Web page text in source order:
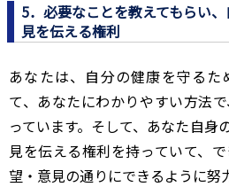
5．必要なことを教えてもらい
見を伝える権利
あなたは、自分の健康を守るた
て、あなたにわかりやすい方法
っています。そして、あなた自身
見を伝える権利を持っていて、
望・意見の通りにできるように努